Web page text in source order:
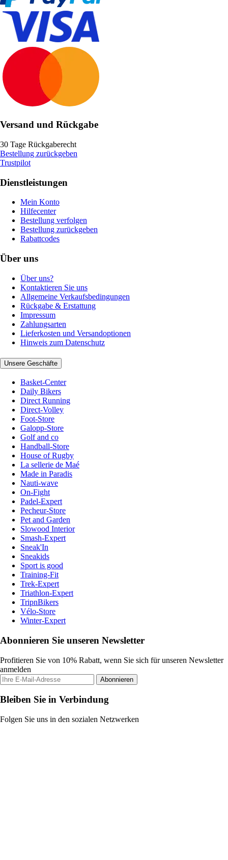
Versand und Rückgabe
30 Tage Rückgaberecht
Bestellung zurückgeben
Trustpilot
Dienstleistungen
Mein Konto
Hilfecenter
Bestellung verfolgen
Bestellung zurückgeben
Rabattcodes
Über uns
Über uns?
Kontaktieren Sie uns
Allgemeine Verkaufsbedingungen
Rückgabe & Erstattung
Impressum
Zahlungsarten
Lieferkosten und Versandoptionen
Hinweis zum Datenschutz
Unsere Geschäfte
Basket-Center
Daily Bikers
Direct Running
Direct-Volley
Foot-Store
Galopp-Store
Golf and co
Handball-Store
House of Rugby
La sellerie de Maé
Made in Paradis
Nauti-wave
On-Fight
Padel-Expert
Pecheur-Store
Pet and Garden
Slowood Interior
Smash-Expert
Sneak'In
Sneakids
Sport is good
Training-Fit
Trek-Expert
Triathlon-Expert
TripnBikers
Vélo-Store
Winter-Expert
Abonnieren Sie unseren Newsletter
Profitieren Sie von 10% Rabatt, wenn Sie sich für unseren Newsletter
anmelden
Abonnieren
Bleiben Sie in Verbindung
Folgen Sie uns in den sozialen Netzwerken